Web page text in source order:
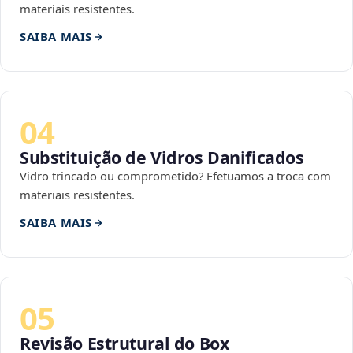
materiais resistentes.
SAIBA MAIS
04
Substituição de Vidros Danificados
Vidro trincado ou comprometido? Efetuamos a troca com
materiais resistentes.
SAIBA MAIS
05
Revisão Estrutural do Box